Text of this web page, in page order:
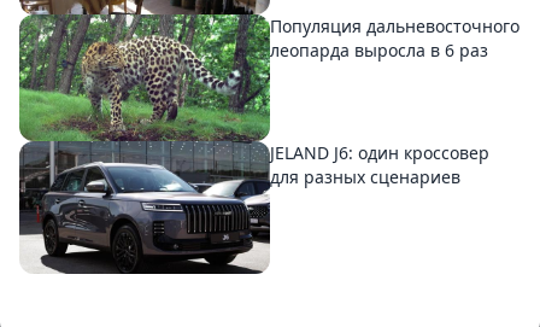
Популяция дальневосточного
леопарда выросла в 6 раз
JELAND J6: один кроссовер
для разных сценариев